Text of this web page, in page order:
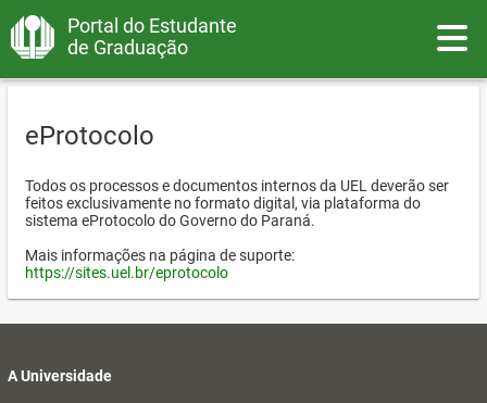
Portal do Estudante
de Graduação
eProtocolo
Todos os processos e documentos internos da UEL deverão ser
feitos exclusivamente no formato digital, via plataforma do
sistema eProtocolo do Governo do Paraná.
Mais informações na página de suporte:
https://sites.uel.br/eprotocolo
A Universidade